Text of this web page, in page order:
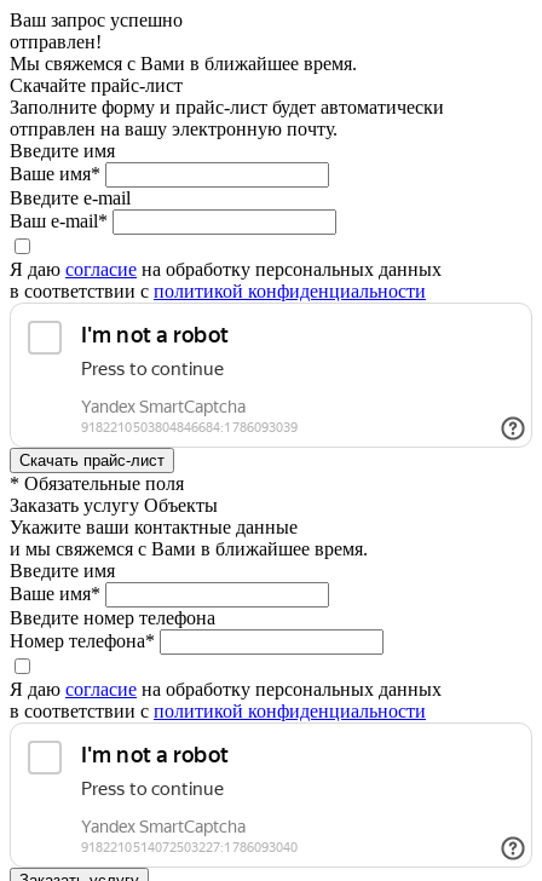
Ваш запрос успешно
отправлен!
Мы свяжемся с Вами в ближайшее время.
Скачайте прайс-лист
Заполните форму и прайс-лист будет автоматически
отправлен на вашу электронную почту.
Введите имя
Ваше имя*
Введите e-mail
Ваш e-mail*
Я даю согласие на обработку персональных данных
в соответствии с политикой конфиденциальности
* Обязательные поля
Заказать услугу Объекты
Укажите ваши контактные данные
и мы свяжемся с Вами в ближайшее время.
Введите имя
Ваше имя*
Введите номер телефона
Номер телефона*
Я даю согласие на обработку персональных данных
в соответствии с политикой конфиденциальности